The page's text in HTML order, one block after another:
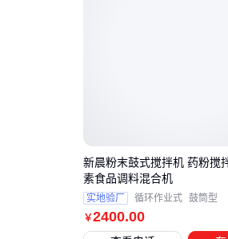
￥2400.00
新晨粉末鼓式搅拌机 药粉搅
素食品调料混合机
实地验厂 循环作业式 鼓筒型